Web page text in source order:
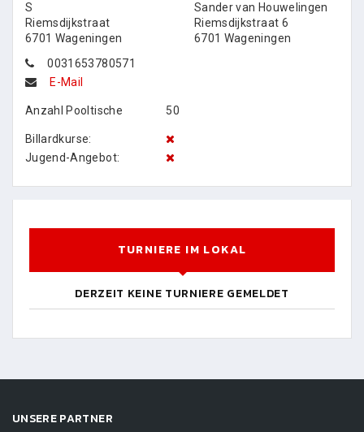
S
Riemsdijkstraat
6701 Wageningen
0031653780571
E-Mail
Anzahl Pooltische 50
Billardkurse:
Jugend-Angebot:
Sander van Houwelingen
Riemsdijkstraat 6
6701 Wageningen
TURNIERE IM LOKAL
DERZEIT KEINE TURNIERE GEMELDET
UNSERE PARTNER